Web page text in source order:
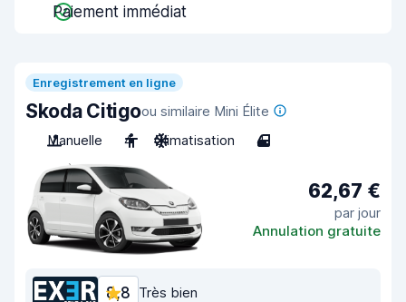
Paiement immédiat
Enregistrement en ligne
Skoda Citigoou similaire Mini Élite
Manuelle
4 Climatisation 4
62,67 €
par jour
Annulation gratuite
8,8 Très bien